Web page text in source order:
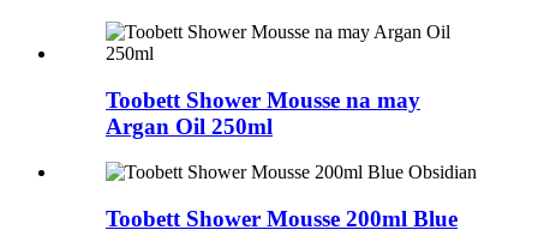
Toobett Shower Mousse na may
Argan Oil 250ml
Toobett Shower Mousse 200ml Blue